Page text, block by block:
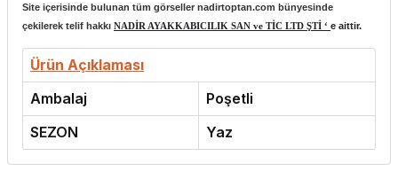
Site içerisinde bulunan tüm görseller nadirtoptan.com bünyesinde
çekilerek telif hakkı NADİR AYAKKABICILIK SAN ve TİC LTD ŞTİ ‘ e aittir.
Ürün Açıklaması
Ambalaj
Poşetli
SEZON
Yaz